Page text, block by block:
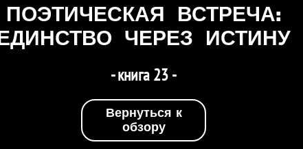
ПОЭТИЧЕСКАЯ ВСТРЕЧА:
ЕДИНСТВО ЧЕРЕЗ ИСТИНУ
- книга 23 -
Вернуться к
обзору